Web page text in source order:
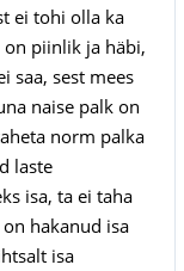
ei tohi olla ka
on piinlik ja häbi,
saa, sest mees
naise palk on
norm palka
laste
isa, ta ei taha
hakanud isa
isa